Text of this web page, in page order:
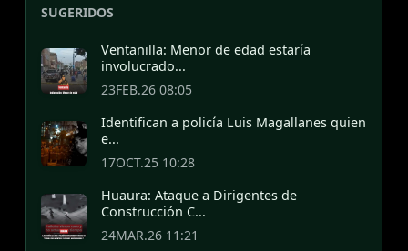
SUGERIDOS
Ventanilla: Menor de edad estaría
involucrado...
23FEB.26 08:05
Identifican a policía Luis Magallanes quien
e...
17OCT.25 10:28
Huaura: Ataque a Dirigentes de
Construcción C...
24MAR.26 11:21